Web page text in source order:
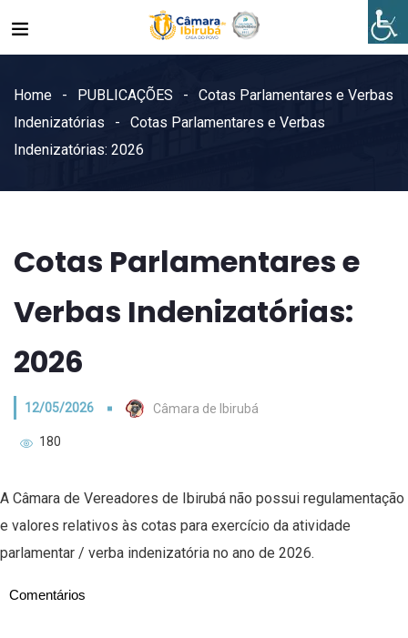
Home PUBLICAÇÕES
Cotas Parlamentares e Verbas
Indenizatórias
Cotas Parlamentares e Verbas
Indenizatórias: 2026
Cotas Parlamentares e
Verbas Indenizatórias:
2026
12/05/2026 Câmara de Ibirubá
180
A Câmara de Vereadores de Ibirubá não possui regulamentação
e valores relativos às cotas para exercício da atividade
parlamentar / verba indenizatória no ano de 2026.
Comentários